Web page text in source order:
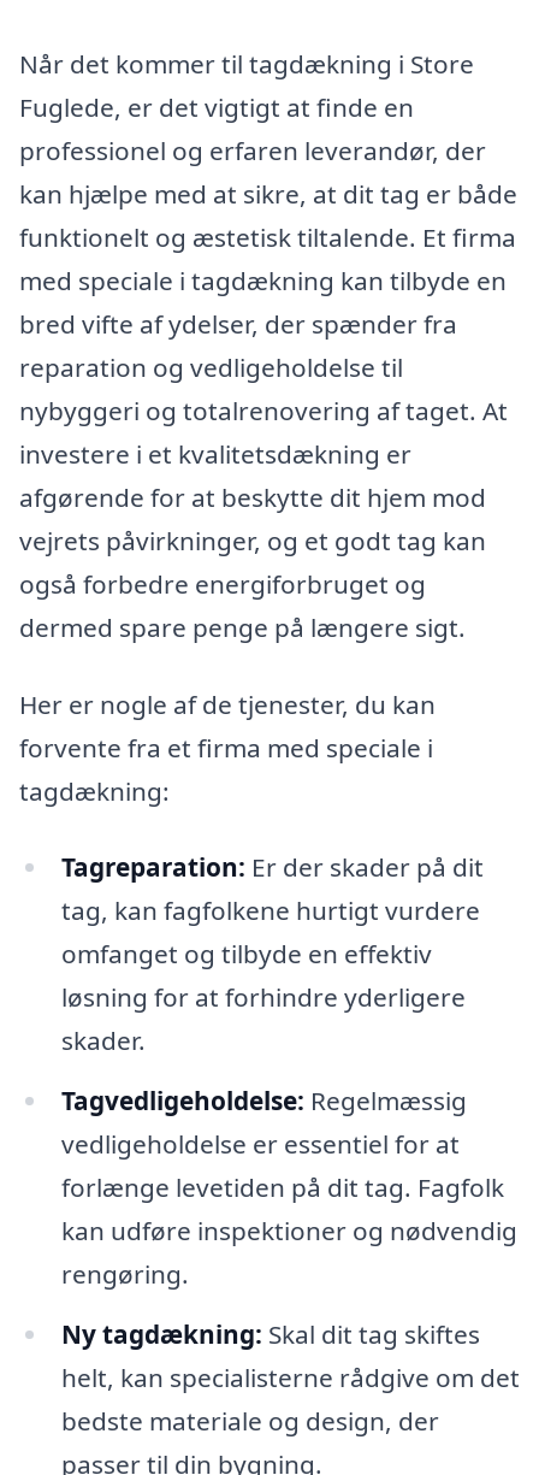
Når det kommer til tagdækning i Store
Fuglede, er det vigtigt at finde en
professionel og erfaren leverandør, der
kan hjælpe med at sikre, at dit tag er både
funktionelt og æstetisk tiltalende. Et firma
med speciale i tagdækning kan tilbyde en
bred vifte af ydelser, der spænder fra
reparation og vedligeholdelse til
nybyggeri og totalrenovering af taget. At
investere i et kvalitetsdækning er
afgørende for at beskytte dit hjem mod
vejrets påvirkninger, og et godt tag kan
også forbedre energiforbruget og
dermed spare penge på længere sigt.
Her er nogle af de tjenester, du kan
forvente fra et firma med speciale i
tagdækning:
Tagreparation: Er der skader på dit
tag, kan fagfolkene hurtigt vurdere
omfanget og tilbyde en effektiv
løsning for at forhindre yderligere
skader.
Tagvedligeholdelse: Regelmæssig
vedligeholdelse er essentiel for at
forlænge levetiden på dit tag. Fagfolk
kan udføre inspektioner og nødvendig
rengøring.
Ny tagdækning: Skal dit tag skiftes
helt, kan specialisterne rådgive om det
bedste materiale og design, der
passer til din bygning.